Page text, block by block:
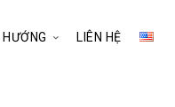
LIÊN HỆ